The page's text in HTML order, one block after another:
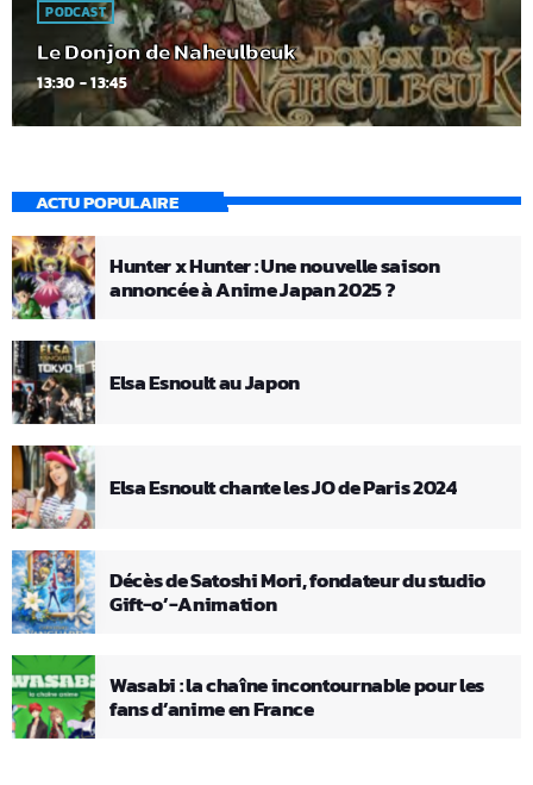
PODCAST
Le Donjon de Naheulbeuk
13:30 - 13:45
ACTU POPULAIRE
Hunter x Hunter : Une nouvelle saison
annoncée à Anime Japan 2025 ?
Elsa Esnoult au Japon
Elsa Esnoult chante les JO de Paris 2024
Décès de Satoshi Mori, fondateur du studio
Gift-o’-Animation
Wasabi : la chaîne incontournable pour les
fans d’anime en France